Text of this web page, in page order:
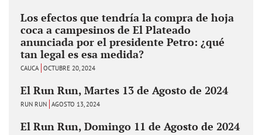
Los efectos que tendría la compra de hoja
coca a campesinos de El Plateado
anunciada por el presidente Petro: ¿qué
tan legal es esa medida?
CAUCA OCTUBRE 20, 2024
El Run Run, Martes 13 de Agosto de 2024
RUN RUN AGOSTO 13, 2024
El Run Run, Domingo 11 de Agosto de 2024